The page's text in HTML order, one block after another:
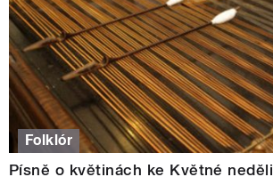
Folklór
Písně o květinách ke Květné neděli